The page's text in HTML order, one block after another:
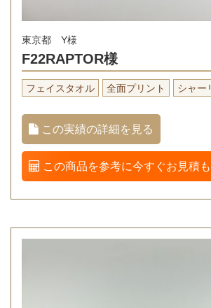
東京都 Y様
F22RAPTOR様
フェイスタオル 全面プリント シャー
この実績の詳細を見る
この商品を参考に今すぐお見積も